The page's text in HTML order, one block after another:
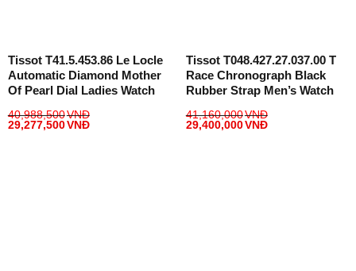
Tissot T41.5.453.86 Le Locle
Automatic Diamond Mother
Of Pearl Dial Ladies Watch
40,988,500VNĐ
29,277,500VNĐ
Tissot T048.427.27.037.00 T
Race Chronograph Black
Rubber Strap Men’s Watch
41,160,000VNĐ
29,400,000VNĐ